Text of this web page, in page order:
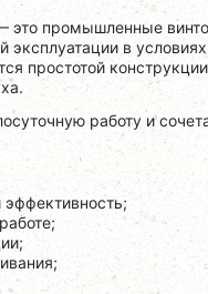
это промышленные
в
простотой
работу и
эффективность;